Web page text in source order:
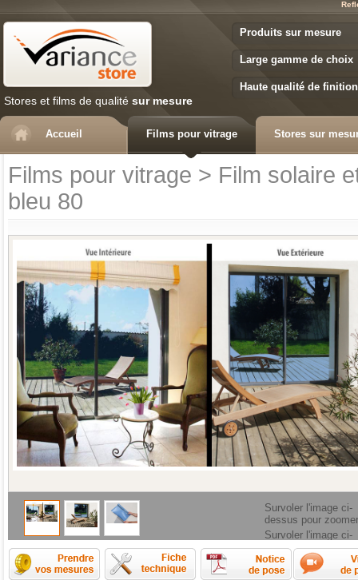
Stores et films de qualité sur mesure
Produits sur mesure
Large gamme de choix
Haute qualité de finition
Accueil Films pour vitrage Stores sur
Films pour vitrage > Film solaire
bleu 80
Survoler l'image ci-
dessus pour zoomer
Survoler l'image ci-
dessus pour zoomer
Comment prendre les mesures ?
Fiche technique